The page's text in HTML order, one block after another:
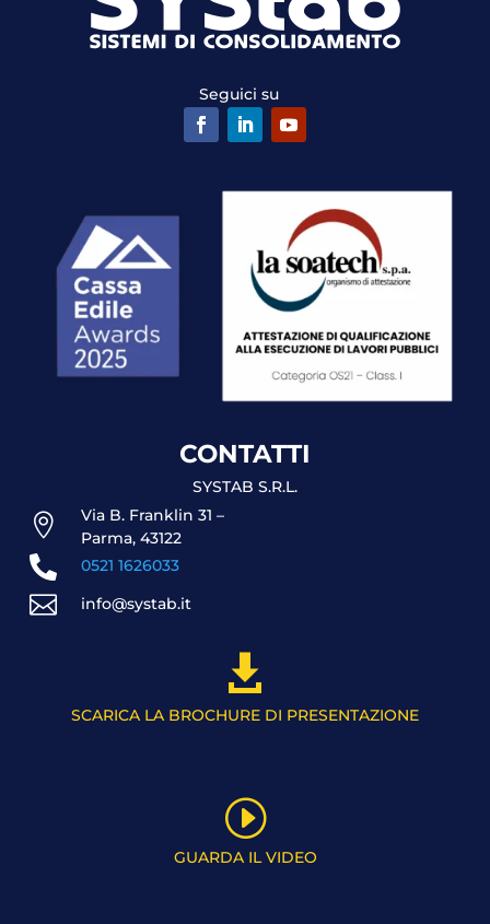
Seguici su
CONTATTI
SYSTAB S.R.L.

Via B. Franklin 31 –
Parma, 43122
 0521 1626033
 info@systab.it

SCARICA LA BROCHURE DI PRESENTAZIONE
I
GUARDA IL VIDEO